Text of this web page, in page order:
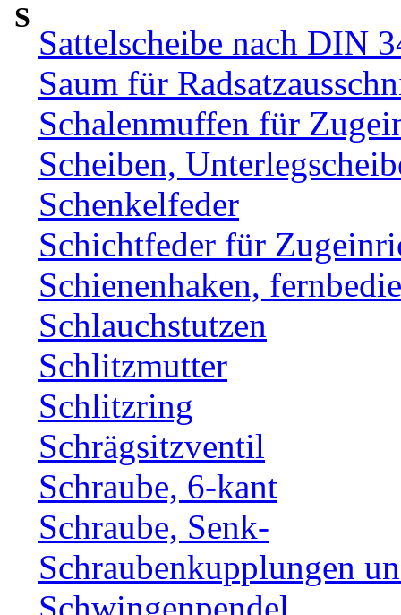
S
Sattelscheibe nach DIN
Saum für
Schalenmuffen für
Scheiben,
Schenkelfeder
Schichtfeder für
Schienenhaken,
Schlauchstutzen
Schlitzmutter
Schlitzring
Schrägsitzventil
Schraube, 6-kant
Schraube, Senk-
Schraubenkupplungen
Schwingenpendel